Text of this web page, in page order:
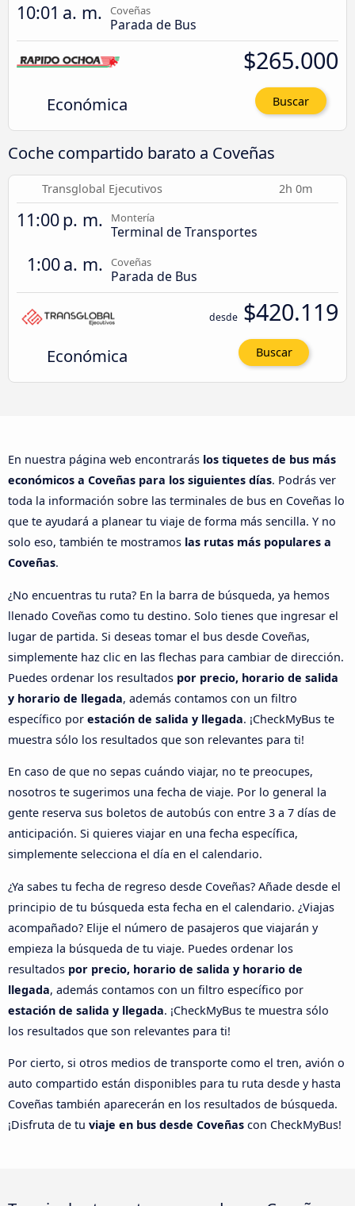
10:01 a. m. Coveñas
Parada de Bus
Económica
$265.000
Buscar
Coche compartido barato a Coveñas
Transglobal Ejecutivos 2h 0m
11:00 p. m. Montería
Terminal de Transportes
1:00 a. m. Coveñas
Parada de Bus
Económica
desde $420.119
Buscar
En nuestra página web encontrarás los tiquetes de bus más
económicos a Coveñas para los siguientes días. Podrás ver
toda la información sobre las terminales de bus en Coveñas lo
que te ayudará a planear tu viaje de forma más sencilla. Y no
solo eso, también te mostramos las rutas más populares a
Coveñas.
¿No encuentras tu ruta? En la barra de búsqueda, ya hemos
llenado Coveñas como tu destino. Solo tienes que ingresar el
lugar de partida. Si deseas tomar el bus desde Coveñas,
simplemente haz clic en las flechas para cambiar de dirección.
Puedes ordenar los resultados por precio, horario de salida
y horario de llegada, además contamos con un filtro
específico por estación de salida y llegada. ¡CheckMyBus te
muestra sólo los resultados que son relevantes para ti!
En caso de que no sepas cuándo viajar, no te preocupes,
nosotros te sugerimos una fecha de viaje. Por lo general la
gente reserva sus boletos de autobús con entre 3 a 7 días de
anticipación. Si quieres viajar en una fecha específica,
simplemente selecciona el día en el calendario.
¿Ya sabes tu fecha de regreso desde Coveñas? Añade desde el
principio de tu búsqueda esta fecha en el calendario. ¿Viajas
acompañado? Elije el número de pasajeros que viajarán y
empieza la búsqueda de tu viaje. Puedes ordenar los
resultados por precio, horario de salida y horario de
llegada, además contamos con un filtro específico por
estación de salida y llegada. ¡CheckMyBus te muestra sólo
los resultados que son relevantes para ti!
Por cierto, si otros medios de transporte como el tren, avión o
auto compartido están disponibles para tu ruta desde y hasta
Coveñas también aparecerán en los resultados de búsqueda.
¡Disfruta de tu viaje en bus desde Coveñas con CheckMyBus!